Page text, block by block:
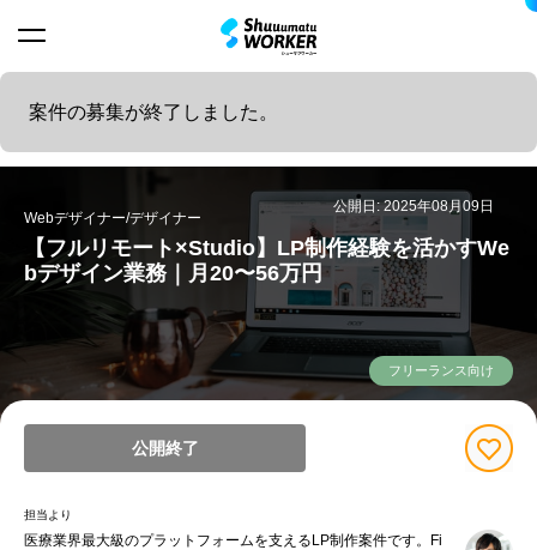
案件の募集が終了しました。
Webデザイナー/デザイナー
【フルリモート×Studio】LP制作経験を活かすWe
bデザイン業務｜月20〜56万円
公開日: 2025年08月09日
フリーランス向け
公開終了
担当より
医療業界最大級のプラットフォームを支えるLP制作案件です。Fi